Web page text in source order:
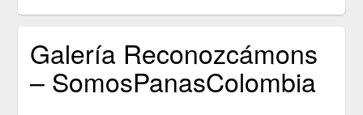
Galería Reconozcámons
– SomosPanasColombia